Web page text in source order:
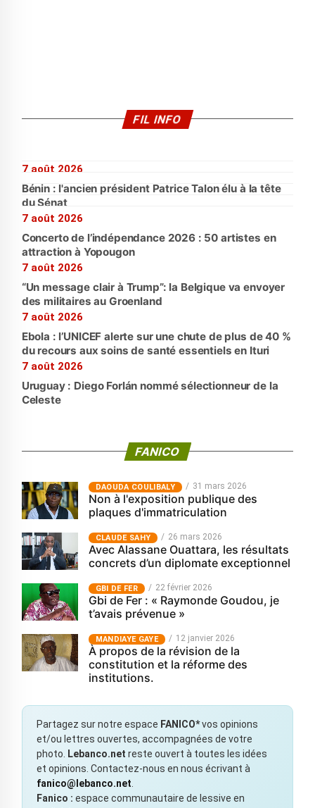
FIL INFO
7 août 2026
Bénin : l'ancien président Patrice Talon élu à la tête
du Sénat
7 août 2026
Concerto de l’indépendance 2026 : 50 artistes en
attraction à Yopougon
7 août 2026
“Un message clair à Trump”: la Belgique va envoyer
des militaires au Groenland
7 août 2026
Ebola : l’UNICEF alerte sur une chute de plus de 40 %
du recours aux soins de santé essentiels en Ituri
7 août 2026
Uruguay : Diego Forlán nommé sélectionneur de la
Celeste
FANICO
‎DAOUDA COULIBALY 31 mars 2026
Non à l'exposition publique des
plaques d'immatriculation
CLAUDE SAHY 26 mars 2026
Avec Alassane Ouattara, les résultats
concrets d’un diplomate exceptionnel
GBI DE FER 22 février 2026
Gbi de Fer : « Raymonde Goudou, je
t’avais prévenue »
MANDIAYE GAYE 12 janvier 2026
À propos de la révision de la
constitution et la réforme des
institutions.
Partagez sur notre espace FANICO*vos opinions
et/ou lettres ouvertes, accompagnées de votre
photo.
Lebanco.net reste ouvert à toutes les idées
et opinions. Contactez-nous en nous écrivant à
fanico@lebanco.net
Fanico : espace communautaire de lessive en